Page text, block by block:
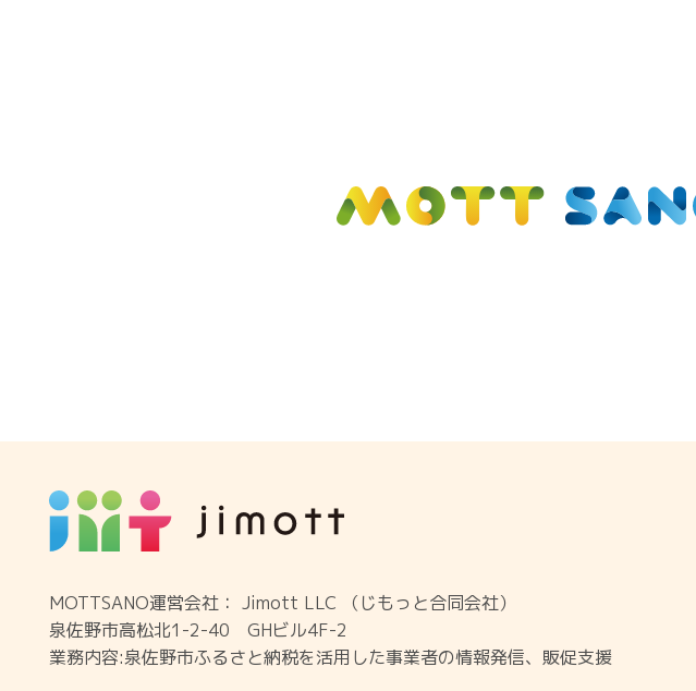
MOTTSANO運営会社： Jimott LLC （じもっと合同会社）
泉佐野市高松北1-2-40 GHビル4F-2
業務内容:泉佐野市ふるさと納税を活用した事業者の情報発信、販促支援